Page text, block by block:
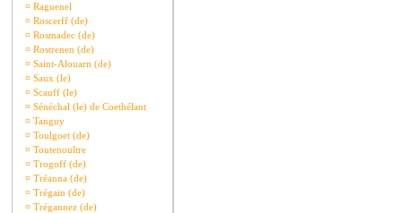
¤ Raguenel
¤ Roscerff (de)
¤ Rosmadec (de)
¤ Rostrenen (de)
¤ Saint-Alouarn (de)
¤ Saux (le)
¤ Scauff (le)
¤ Sénéchal (le) de Coethélant
¤ Tanguy
¤ Toulgoet (de)
¤ Toutenoultre
¤ Trogoff (de)
¤ Tréanna (de)
¤ Trégain (de)
¤ Trégannez (de)